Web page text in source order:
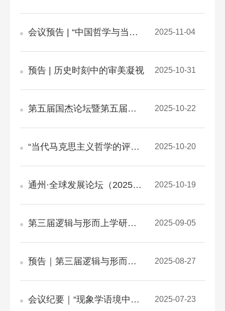
会议预告 | “中国哲学与当代发展” 暨李晨阳《重塑儒家：与时俱进的探索》 新书探讨会 2025-11-04
预告 | 历史时刻中的审美凝视 2025-10-31
第五届国杰论坛暨第五届罗国杰伦理学教育基金颁奖典礼在北京举行 2025-10-22
“当代马克思主义哲学的评论与写作”研讨会暨第四届《马克思主义哲学评论》学术论坛召开 2025-10-20
通州·全球发展论坛（2025）分论坛六“全球发展中的文化共情”在京举办 2025-10-19
第三届逻辑与形而上学研讨会在中国人民大学召开 2025-09-05
预告｜第三届逻辑与形而上学研讨会 2025-08-27
会议纪要｜“现象学语境中的康德”暨张志伟教授从教40年荣休座谈会顺利举办 2025-07-23